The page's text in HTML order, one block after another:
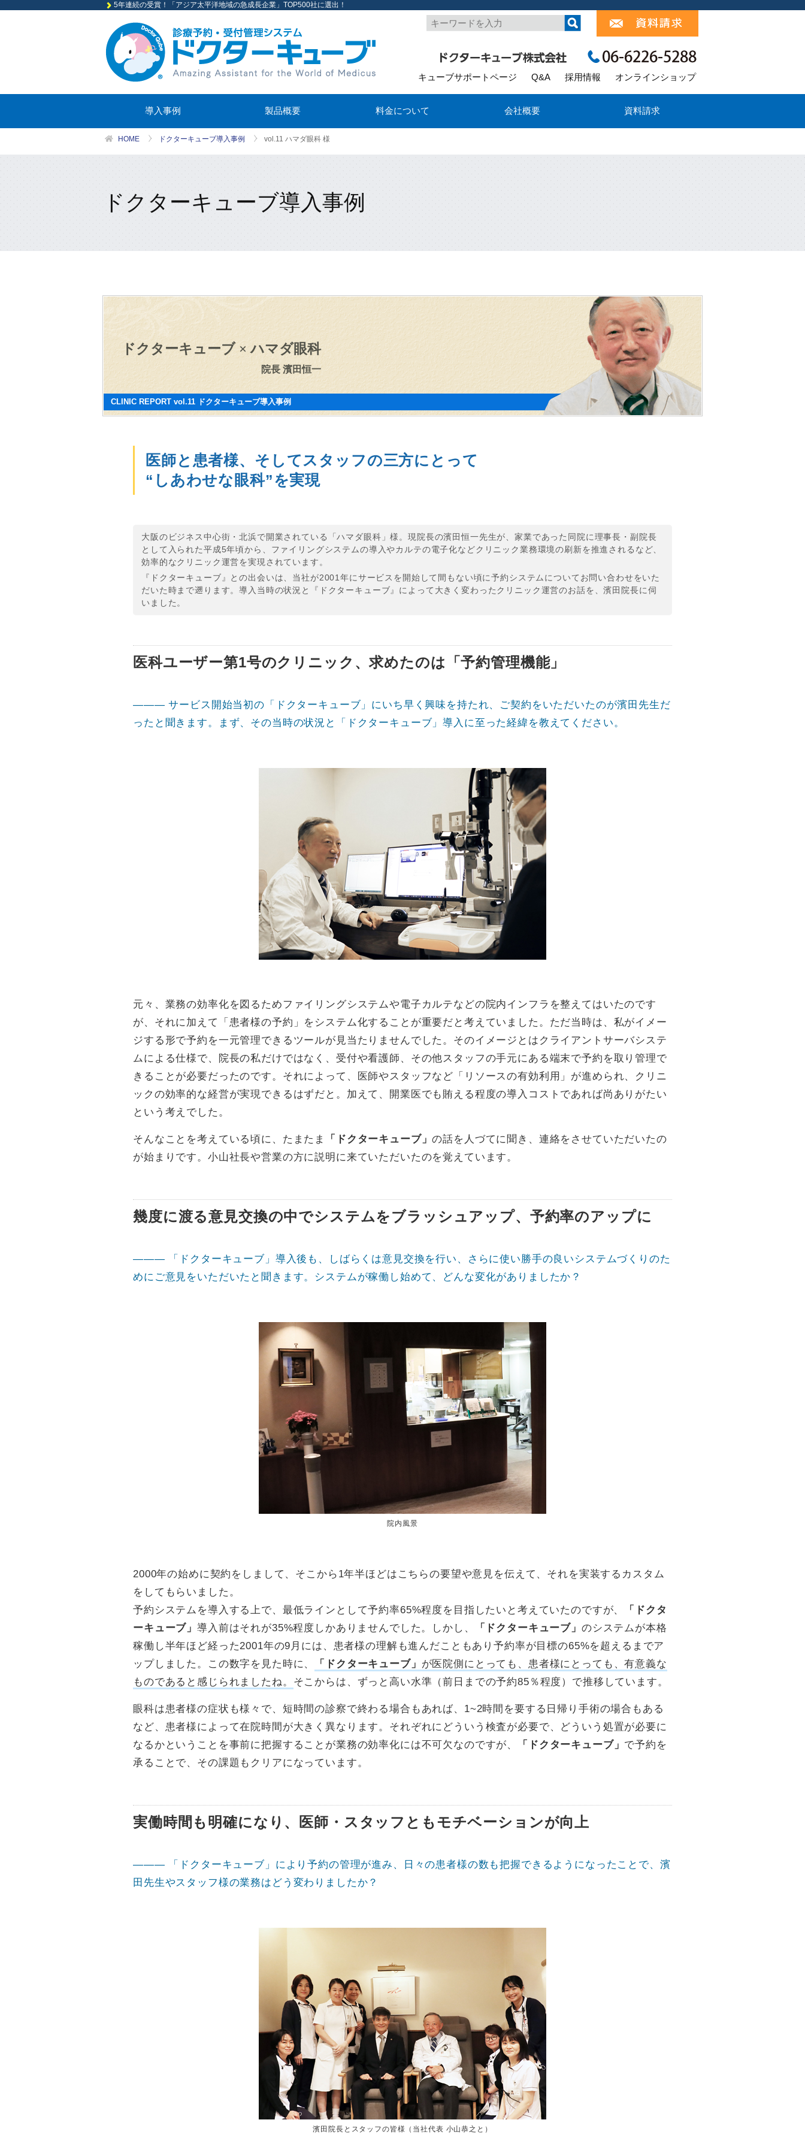
5年連続の受賞！「アジア太平洋地域の急成長企業」TOP500社に選出！
キューブサポートページ Q&A 採用情報 オンラインショップ
導入事例 製品概要 料金について 会社概要 資料請求
HOME ドクターキューブ導入事例 vol.11 ハマダ眼科 様
ドクターキューブ導入事例
ドクターキューブ×ハマダ眼科
院長 濱田恒一
CLINIC REPORT vol.11 ドクターキューブ導入事例
医師と患者様、そしてスタッフの三方にとって
“しあわせな眼科”を実現
大阪のビジネス中心街・北浜で開業されている「ハマダ眼科」様。現院長の濱田恒一先生が、家業であった同院に理事長・副院長
として入られた平成5年頃から、ファイリングシステムの導入やカルテの電子化などクリニック業務環境の刷新を推進されるなど、
効率的なクリニック運営を実現されています。
『ドクターキューブ』との出会いは、当社が2001年にサービスを開始して間もない頃に予約システムについてお問い合わせをいた
だいた時まで遡ります。導入当時の状況と『ドクターキューブ』によって大きく変わったクリニック運営のお話を、濱田院長に伺
いました。
医科ユーザー第1号のクリニック、求めたのは「予約管理機能」
――― サービス開始当初の「ドクターキューブ」にいち早く興味を持たれ、ご契約をいただいたのが濱田先生だ
ったと聞きます。まず、その当時の状況と「ドクターキューブ」導入に至った経緯を教えてください。
元々、業務の効率化を図るためファイリングシステムや電子カルテなどの院内インフラを整えてはいたのです
が、それに加えて「患者様の予約」をシステム化することが重要だと考えていました。ただ当時は、私がイメー
ジする形で予約を一元管理できるツールが見当たりませんでした。そのイメージとはクライアントサーバシステ
ムによる仕様で、院長の私だけではなく、受付や看護師、その他スタッフの手元にある端末で予約を取り管理で
きることが必要だったのです。それによって、医師やスタッフなど「リソースの有効利用」が進められ、クリニ
ックの効率的な経営が実現できるはずだと。加えて、開業医でも賄える程度の導入コストであれば尚ありがたい
という考えでした。
そんなことを考えている頃に、たまたま 「ドクターキューブ」の話を人づてに聞き、連絡をさせていただいたの
が始まりです。小山社長や営業の方に説明に来ていただいたのを覚えています。
幾度に渡る意見交換の中でシステムをブラッシュアップ、予約率のアップに
――― 「ドクターキューブ」導入後も、しばらくは意見交換を行い、さらに使い勝手の良いシステムづくりのた
めにご意見をいただいたと聞きます。システムが稼働し始めて、どんな変化がありましたか？
院内風景
2000年の始めに契約をしまして、そこから1年半ほどはこちらの要望や意見を伝えて、それを実装するカスタム
をしてもらいました。
予約システムを導入する上で、最低ラインとして予約率65%程度を目指したいと考えていたのですが、
「ドクタ
ーキューブ」導入前はそれが35%程度しかありませんでした。しかし、 「ドクターキューブ」 のシステムが本格
稼働し半年ほど経った2001年の9月には、患者様の理解も進んだこともあり予約率が目標の65%を超えるまでア
ップしました。この数字を見た時に、
「ドクターキューブ」 が医院側にとっても、患者様にとっても、有意義な
ものであると感じられましたね。 そこからは、ずっと高い水準（前日までの予約85％程度）で推移しています。
眼科は患者様の症状も様々で、短時間の診察で終わる場合もあれば、1~2時間を要する日帰り手術の場合もある
など、患者様によって在院時間が大きく異なります。それぞれにどういう検査が必要で、どういう処置が必要に
なるかということを事前に把握することが業務の効率化には不可欠なのですが、
「ドクターキューブ」 で予約を
承ることで、その課題もクリアになっています。
実働時間も明確になり、医師・スタッフともモチベーションが向上
――― 「ドクターキューブ」により予約の管理が進み、日々の患者様の数も把握できるようになったことで、濱
田先生やスタッフ様の業務はどう変わりましたか？
濱田院長とスタッフの皆様（当社代表 小山恭之と）